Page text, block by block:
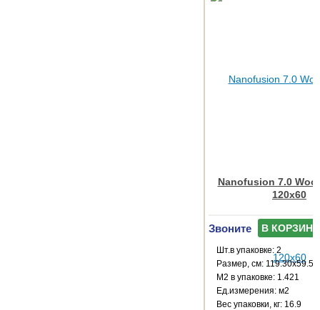
Nanofusion 7.0
120x60
Звоните В КОРЗИНУ
Шт.в упаковке: 2
Размер, см: 119.30x59.55
М2 в упаковке: 1.421
Ед.измерения: м2
Веc упаковки, кг: 16.9